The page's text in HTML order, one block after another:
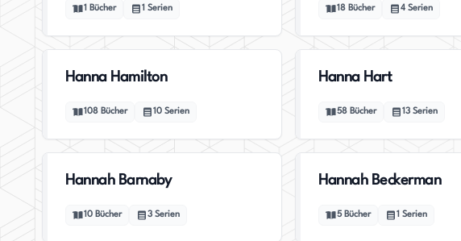
1 Bücher 1 Serien 18 Bücher 4 Serien
Hanna Hamilton
108 Bücher 10 Serien
Hanna Hart
58 Bücher 13 Serien
Hannah Barnaby
10 Bücher 3 Serien
Hannah Beckerman
5 Bücher 1 Serien